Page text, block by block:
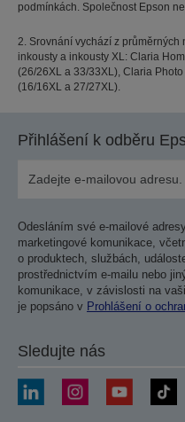
podmínkách. Společnost Epson
2. Srovnání vychází z
inkousty a inkousty XL: Claria
(26/26XL a 33/33XL), Claria
(16/16XL a 27/27XL).
Přihlášení k odběru
Odesláním své e-mailové
marketingové komunikace,
o produktech, službách,
prostřednictvím e-mailu nebo
komunikace, v závislosti na
je popsáno v Prohlášení o
Sledujte nás